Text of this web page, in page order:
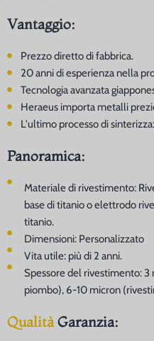
Vantaggio:
Prezzo diretto di fabbrica.
20 anni di esperienza nella
Tecnologia avanzata
Heraeus importa metalli
L'ultimo processo di
Panoramica:
Materiale di rivestimento:
base di titanio o elettrodo
titanio.
Dimensioni: Personalizzato
Vita utile: più di 2 anni.
Spessore del rivestimento:
piombo), 6-10 micron
Qualità Garanzia: